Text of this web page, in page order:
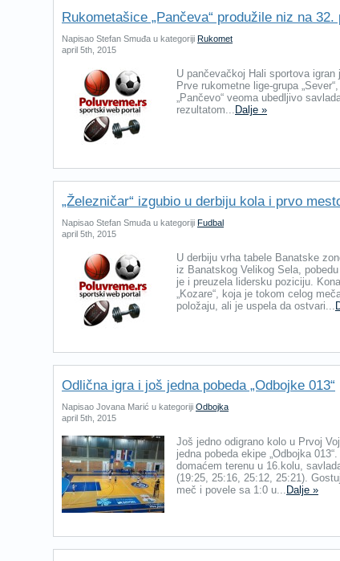
Rukometašice „Pančeva“ produžile niz na 32.
Napisao Stefan Smuđa u kategoriji Rukomet
april 5th, 2015
U pančevačkoj Hali sportova
Prve rukometne lige-grupa
„Pančevo“ veoma ubedljivo
rezultatom... Dalje »
„Železničar“ izgubio u derbiju kola i prvo
Napisao Stefan Smuđa u kategoriji Fudbal
april 5th, 2015
U derbiju vrha tabele Banatske
iz Banatskog Velikog Sela,
je i preuzela lidersku poziciju.
„Kozare“, koja je tokom celog
položaju, ali je uspela da ostvari...
Odlična igra i još jedna pobeda „Odbojke 013“
Napisao Jovana Marić u kategoriji Odbojka
april 5th, 2015
Još jedno odigrano kolo u Prvoj
jedna pobeda ekipe „Odbojka
domaćem terenu u 16.kolu,
(19:25, 25:16, 25:12, 25:21).
meč i povele sa 1:0 u... Dalje »